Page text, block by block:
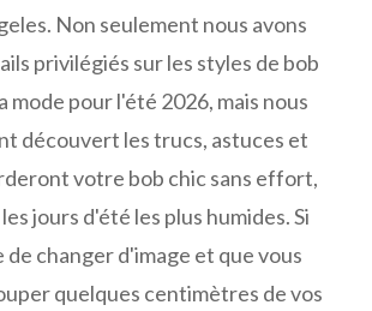
Non seulement nous avons
privilégiés sur les styles de bob
mode pour l'été 2026, mais nous
découvert les trucs, astuces et
votre bob chic sans effort,
jours d'été les plus humides. Si
de changer d'image et que vous
quelques centimètres de vos